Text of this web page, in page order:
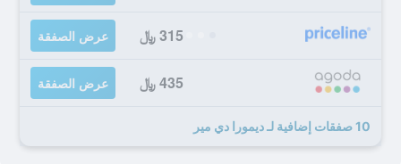
315 ﷼ عرض الصفقة
435 ﷼ عرض الصفقة
10 صفقات إضافية لـ ديمورا دي مير